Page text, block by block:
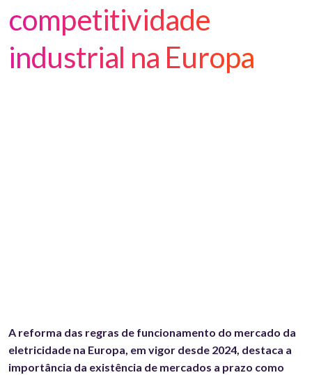
competitividade
industrial na Europa
A reforma das regras de funcionamento do mercado da
eletricidade na Europa, em vigor desde 2024, destaca a
importância da existência de mercados a prazo como